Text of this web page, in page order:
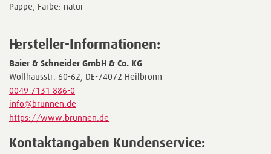
Pappe, Farbe: natur
Hersteller-Informationen:
Baier & Schneider GmbH & Co. KG
Wollhausstr. 60-62, DE-74072 Heilbronn
0049 7131 886-0
info@brunnen.de
https://www.brunnen.de
Kontaktangaben Kundenservice: